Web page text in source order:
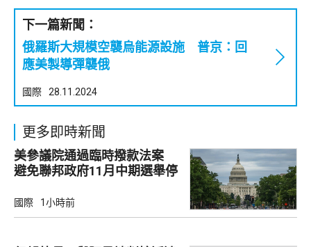
下一篇新聞：
俄羅斯大規模空襲烏能源設施 普京：回
應美製導彈襲俄
國際 28.11.2024
更多即時新聞
美參議院通過臨時撥款法案
避免聯邦政府11月中期選舉停
國際 1小時前